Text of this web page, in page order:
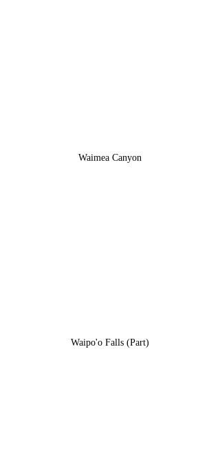
Waimea Canyon
Waipo'o Falls (Part)